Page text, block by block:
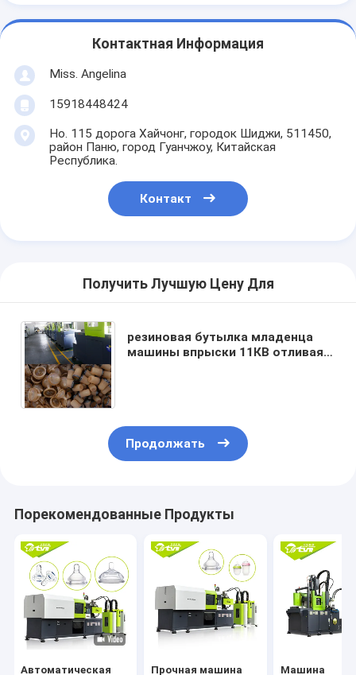
Контактная Информация
Miss. Angelina
15918448424
Но. 115 дорога Хайчонг, городок Шиджи, 511450,
район Паню, город Гуанчжоу, Китайская
Республика.
Контакт
Получить Лучшую Цену Для
резиновая бутылка младенца
машины впрыски 11КВ отливая в
Продолжать
Порекомендованные Продукты
Автоматическая Прочная машина Машина